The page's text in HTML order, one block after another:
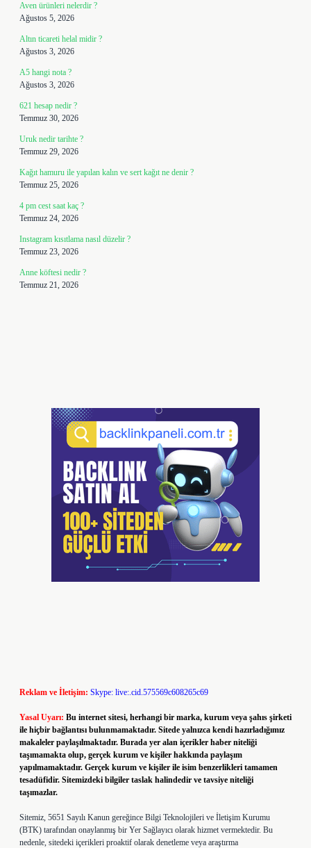
Aven ürünleri nelerdir ?
Ağustos 5, 2026
Altın ticareti helal midir ?
Ağustos 3, 2026
A5 hangi nota ?
Ağustos 3, 2026
621 hesap nedir ?
Temmuz 30, 2026
Uruk nedir tarihte ?
Temmuz 29, 2026
Kağıt hamuru ile yapılan kalın ve sert kağıt ne denir ?
Temmuz 25, 2026
4 pm cest saat kaç ?
Temmuz 24, 2026
Instagram kısıtlama nasıl düzelir ?
Temmuz 23, 2026
Anne köftesi nedir ?
Temmuz 21, 2026
Reklam ve İletişim: Skype: live:.cid.575569c608265c69
Yasal Uyarı: Bu internet sitesi, herhangi bir marka, kurum veya şahıs şirketi
ile hiçbir bağlantısı bulunmamaktadır. Sitede yalnızca kendi hazırladığımız
makaleler paylaşılmaktadır. Burada yer alan içerikler haber niteliği
taşımamakta olup, gerçek kurum ve kişiler hakkında paylaşım
yapılmamaktadır. Gerçek kurum ve kişiler ile isim benzerlikleri tamamen
tesadüfidir. Sitemizdeki bilgiler taslak halindedir ve tavsiye niteliği
taşımazlar.
Sitemiz, 5651 Sayılı Kanun gereğince Bilgi Teknolojileri ve İletişim Kurumu
(BTK) tarafından onaylanmış bir Yer Sağlayıcı olarak hizmet vermektedir. Bu
nedenle, sitedeki içerikleri proaktif olarak denetleme veya araştırma